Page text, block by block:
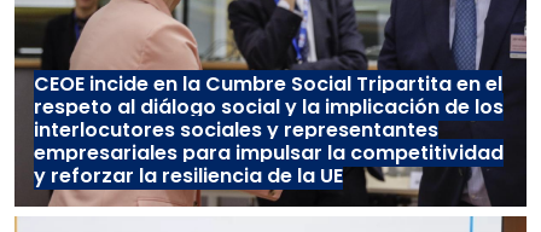
CEOE incide en la Cumbre Social Tripartita en el
respeto al diálogo social y la implicación de los
interlocutores sociales y representantes
empresariales para impulsar la competitividad
y reforzar la resiliencia de la UE